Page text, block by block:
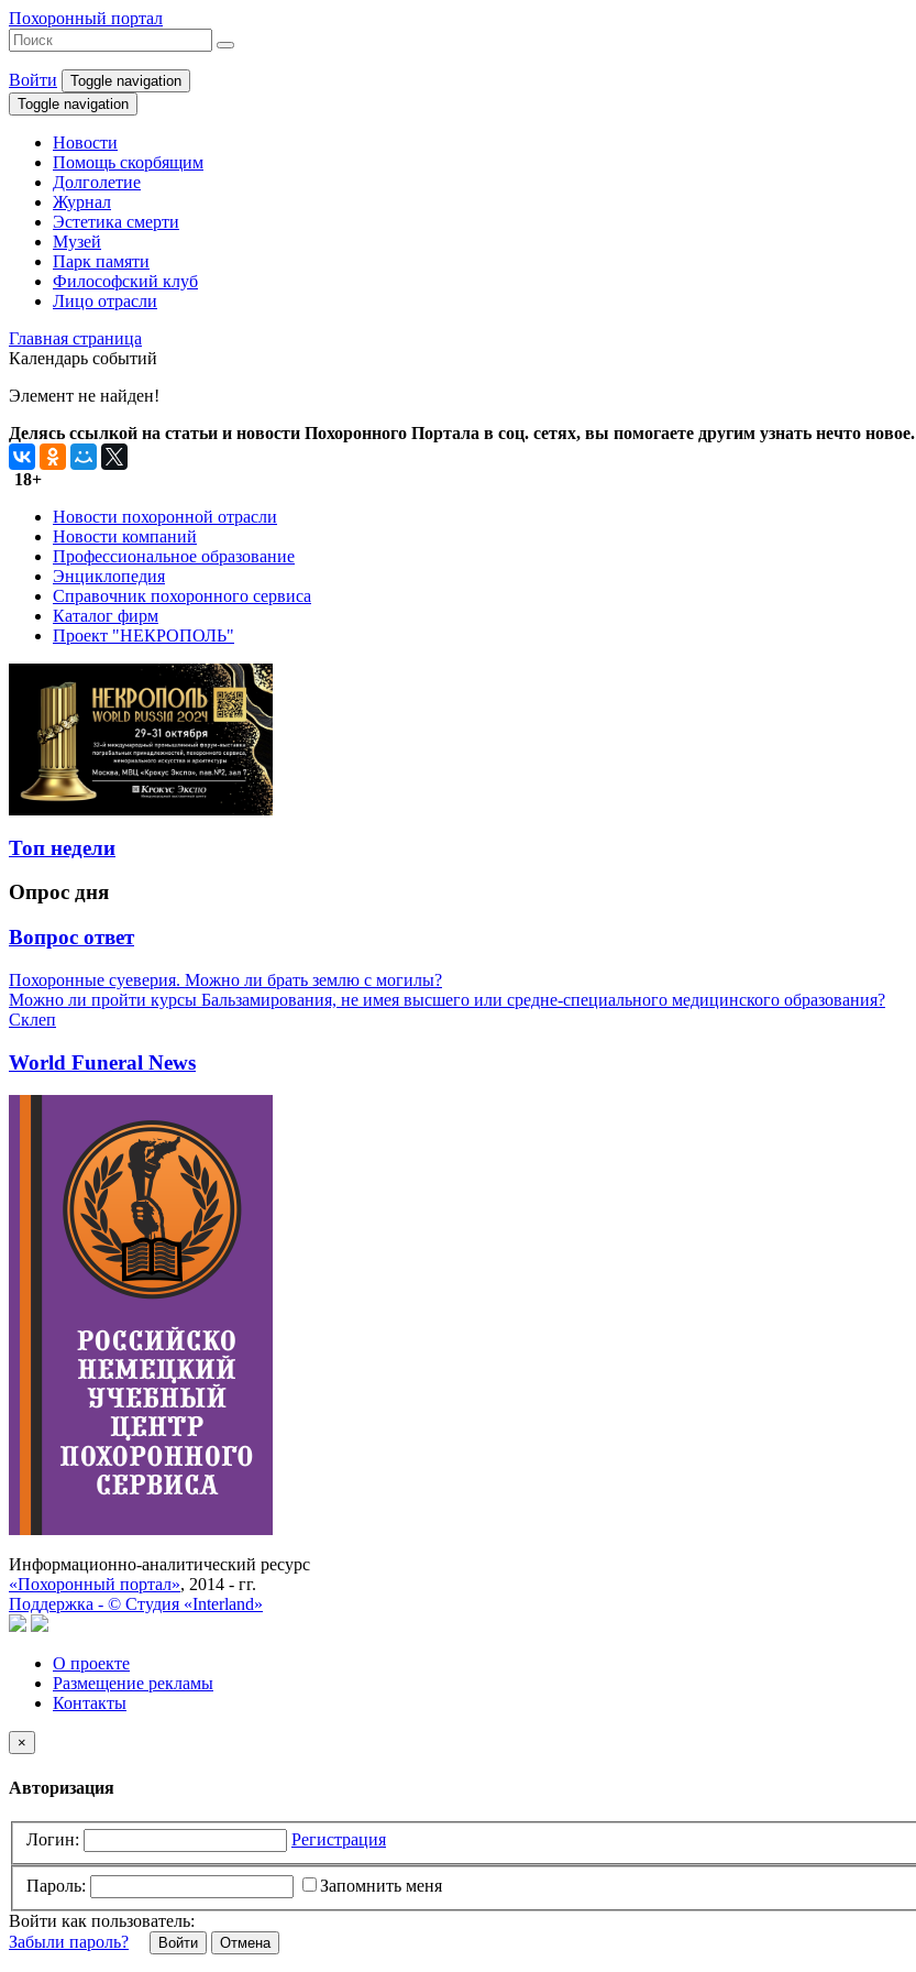
Похоронный портал
Войти
Toggle navigation
Toggle navigation
Новости
Помощь скорбящим
Долголетие
Журнал
Эстетика смерти
Музей
Парк памяти
Философский клуб
Лицо отрасли
Главная страница
Календарь событий
Элемент не найден!
Делясь ссылкой на статьи и новости Похоронного Портала в соц. сетях, вы помогаете другим узнать нечто новое.
18+
Новости похоронной отрасли
Новости компаний
Профессиональное образование
Энциклопедия
Справочник похоронного сервиса
Каталог фирм
Проект "НЕКРОПОЛЬ"
Топ недели
Опрос дня
Вопрос ответ
Похоронные суеверия. Можно ли брать землю с могилы?
Можно ли пройти курсы Бальзамирования, не имея высшего или средне-специального медицинского образования?
Склеп
World Funeral News
Информационно-аналитический ресурс
«Похоронный портал», 2014 - гг.
Поддержка - © Cтудия «Interland»
О проекте
Размещение рекламы
Контакты
×
Авторизация
Логин: Регистрация
Пароль:
Запомнить меня
Войти как пользователь:
Забыли пароль?
Отмена